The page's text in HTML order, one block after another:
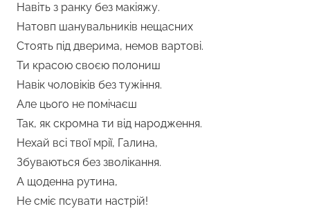
Навіть з ранку без макіяжу.
Натовп шанувальників нещасних
Стоять під дверима, немов вартові.
Ти красою своєю полониш
Навік чоловіків без тужіння.
Але цього не помічаєш
Так, як скромна ти від народження.
Нехай всі твої мрії, Галина,
Збуваються без зволікання.
А щоденна рутина,
Не сміє псувати настрій!